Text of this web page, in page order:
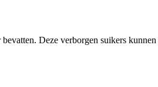
Deze verborgen suikers